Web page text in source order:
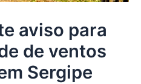
aviso para
de ventos
Sergipe